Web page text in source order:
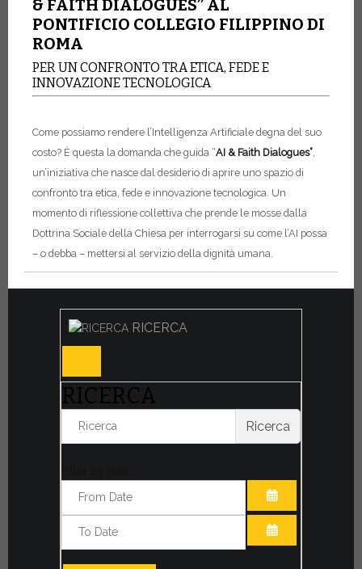
& FAITH DIALOGUES” AL
PONTIFICIO COLLEGIO FILIPPINO DI
ROMA
PER UN CONFRONTO TRA ETICA, FEDE E
INNOVAZIONE TECNOLOGICA
Come possiamo rendere l’Intelligenza Artificiale degna del suo
costo? È questa la domanda che guida “AI & Faith Dialogues”,
un’iniziativa che nasce dal desiderio di aprire uno spazio di
confronto tra etica, fede e innovazione tecnologica. Un
momento di riflessione collettiva che prende le mosse dalla
Dottrina Sociale della Chiesa per interrogarsi su come l’AI possa
– o debba – mettersi al servizio della dignità umana.
RICERCA
RICERCA
Ricerca
APRI IL